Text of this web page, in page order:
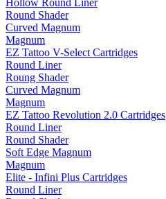
Hollow Round Liner
Round Shader
Curved Magnum
Magnum
EZ Tattoo V-Select Cartridges
Round Liner
Roung Shader
Curved Magnum
Magnum
EZ Tattoo Revolution 2.0 Cartridges
Round Liner
Round Shader
Soft Edge Magnum
Magnum
Elite - Infini Plus Cartridges
Round Liner